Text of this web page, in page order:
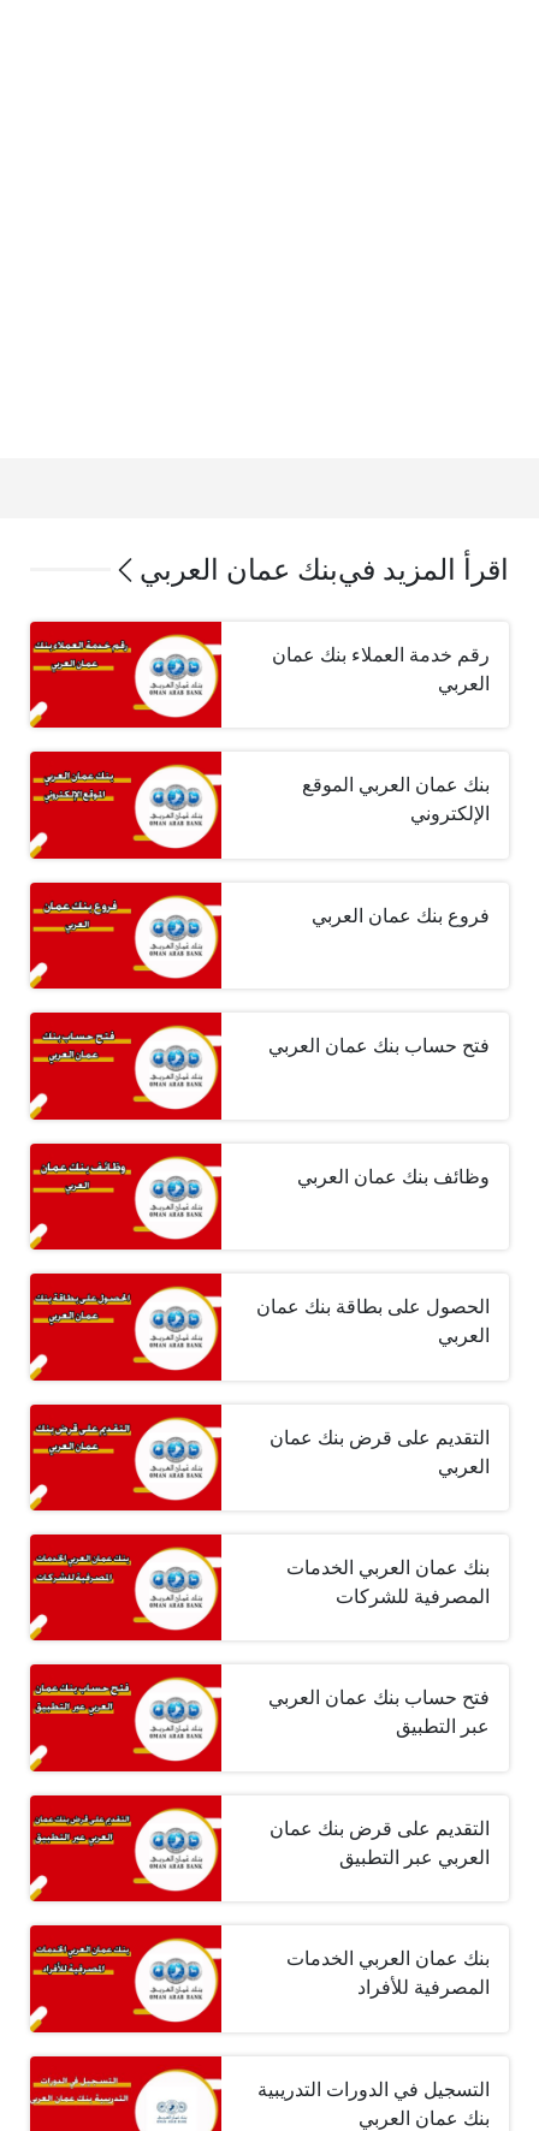
اقرأ المزيد فيبنك عمان العربي
رقم خدمة العملاء بنك عمان
العربي
بنك عمان العربي الموقع
الإلكتروني
فروع بنك عمان العربي
فتح حساب بنك عمان العربي
وظائف بنك عمان العربي
الحصول على بطاقة بنك عمان
العربي
التقديم على قرض بنك عمان
العربي
بنك عمان العربي الخدمات
المصرفية للشركات
فتح حساب بنك عمان العربي
عبر التطبيق
التقديم على قرض بنك عمان
العربي عبر التطبيق
بنك عمان العربي الخدمات
المصرفية للأفراد
التسجيل في الدورات التدريبية
بنك عمان العربي